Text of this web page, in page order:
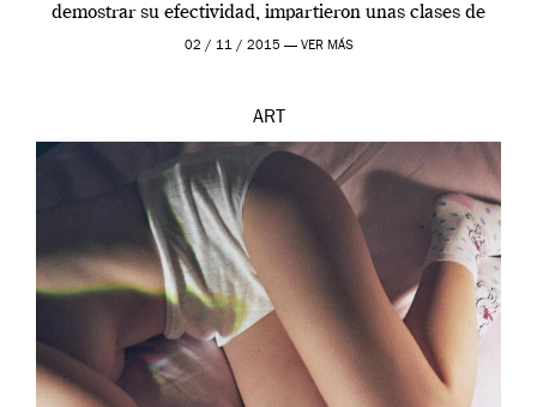
demostrar su efectividad, impartieron unas clases de
prueba en el Tate […]
02 / 11 / 2015 — VER MÁS
ART